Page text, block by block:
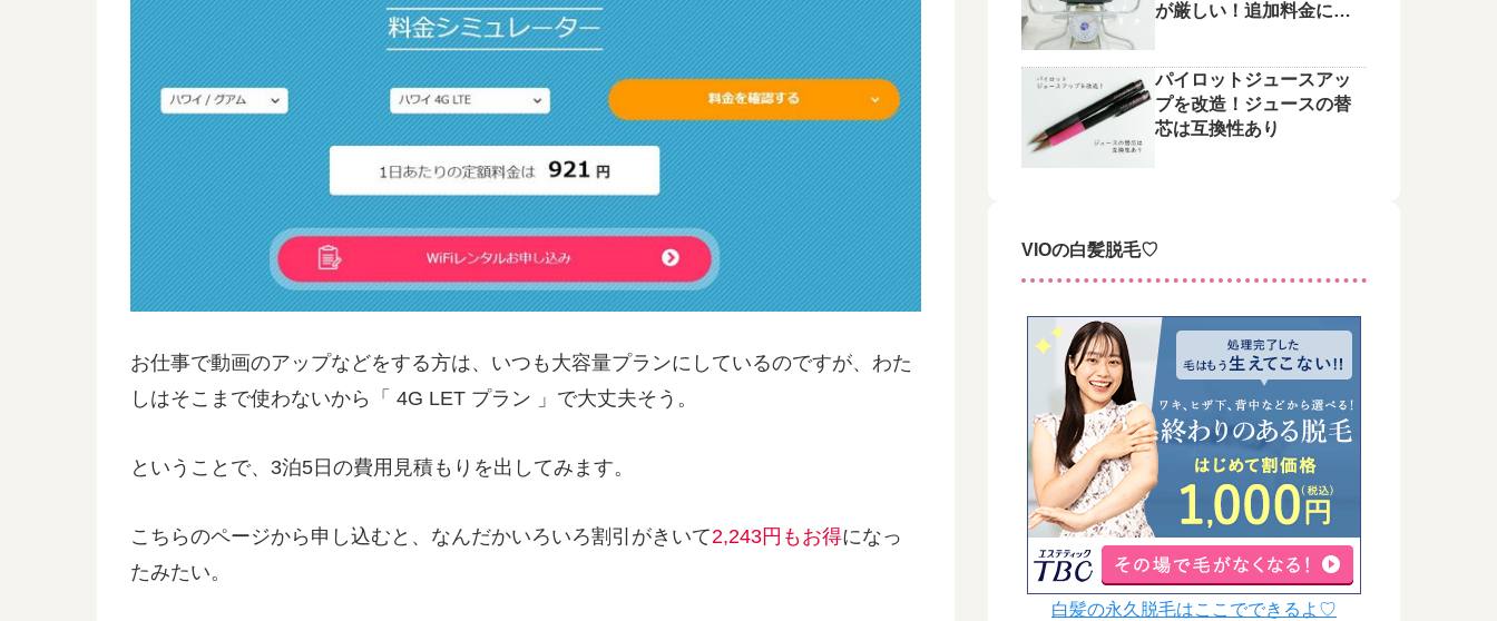
お仕事で動画のアップなどをする方は、いつも大容量プランにしているのですが、わた
しはそこまで使わないから「 4G LET プラン 」で大丈夫そう。
ということで、3泊5日の費用見積もりを出してみます。
こちらのページから申し込むと、なんだかいろいろ割引がきいて2,243円もお得になっ
たみたい。
が厳しい！追加料金にご
パイロットジュースアッ
プを改造！ジュースの替
芯は互換性あり
VIOの白髪脱毛♡
白髪の永久脱毛はここでできるよ♡